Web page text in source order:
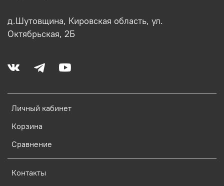
Личный кабинет
Корзина
Сравнение
Контакты
д.Шутовщина, Кировская область, ул.
Октябрьская, 2Б